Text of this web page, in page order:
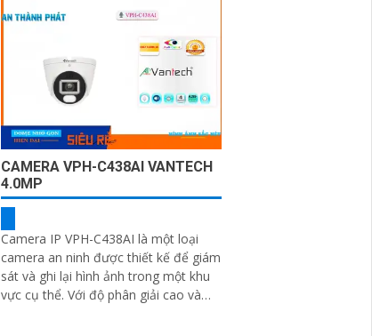
CAMERA VPH-C438AI VANTECH
4.0MP
Camera IP VPH-C438AI là một loại
camera an ninh được thiết kế để giám
sát và ghi lại hình ảnh trong một khu
vực cụ thể. Với độ phân giải cao và